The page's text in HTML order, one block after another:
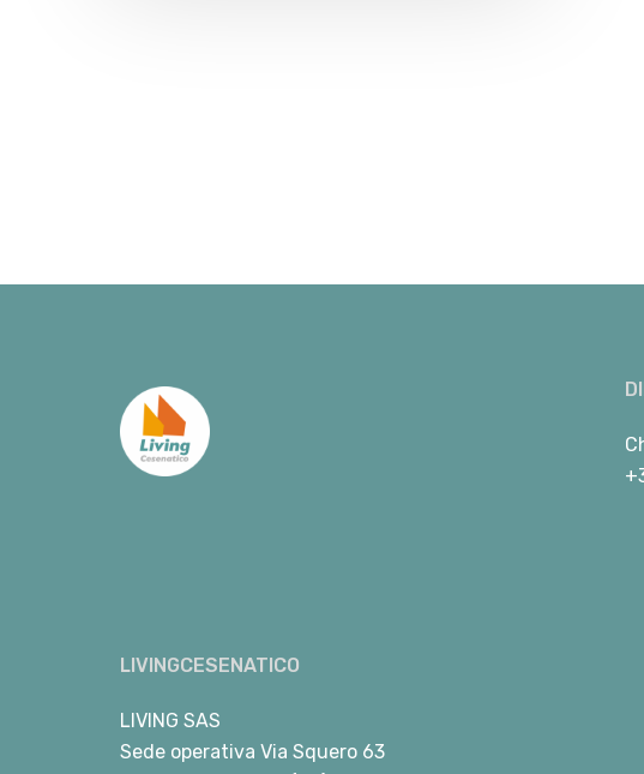
LIVINGCESENATICO
LIVING SAS
Sede operativa Via Squero 63